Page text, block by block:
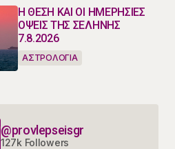
Η ΘΕΣΗ ΚΑΙ ΟΙ ΗΜΕΡΗΣΙΕΣ
ΟΨΕΙΣ ΤΗΣ ΣΕΛΗΝΗΣ
7.8.2026
ΑΣΤΡΟΛΟΓΙΑ
@provlepseisgr
127k Followers